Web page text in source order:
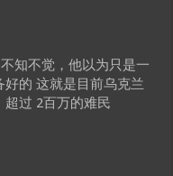
知不觉，他以为只是一
的 这就是目前乌克兰
过 2百万的难民